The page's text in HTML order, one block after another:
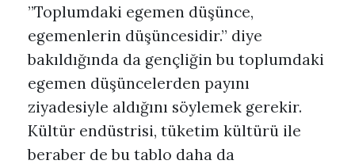
”Toplumdaki egemen düşünce,
egemenlerin düşüncesidir.” diye
bakıldığında da gençliğin bu toplumdaki
egemen düşüncelerden payını
ziyadesiyle aldığını söylemek gerekir.
Kültür endüstrisi, tüketim kültürü ile
beraber de bu tablo daha da